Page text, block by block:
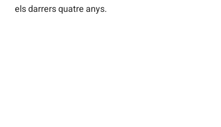
els darrers quatre anys.